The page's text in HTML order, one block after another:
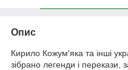
Опис
Кирило Кожум'яка та інші
зібрано легенди і перекази,